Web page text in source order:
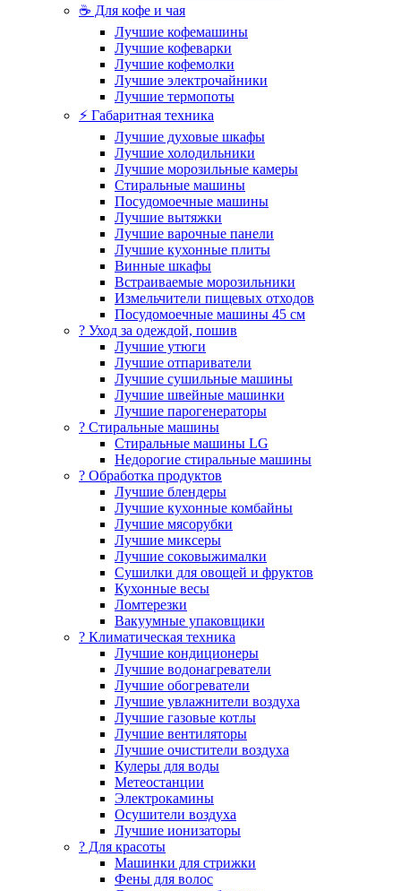
☕ Для кофе и чая
Лучшие кофемашины
Лучшие кофеварки
Лучшие кофемолки
Лучшие электрочайники
Лучшие термопоты
⚡ Габаритная техника
Лучшие духовые шкафы
Лучшие холодильники
Лучшие морозильные камеры
Стиральные машины
Посудомоечные машины
Лучшие вытяжки
Лучшие варочные панели
Лучшие кухонные плиты
Винные шкафы
Встраиваемые морозильники
Измельчители пищевых отходов
Посудомоечные машины 45 см
? Уход за одеждой, пошив
Лучшие утюги
Лучшие отпариватели
Лучшие сушильные машины
Лучшие швейные машинки
Лучшие парогенераторы
? Стиральные машины
Стиральные машины LG
Недорогие стиральные машины
? Обработка продуктов
Лучшие блендеры
Лучшие кухонные комбайны
Лучшие мясорубки
Лучшие миксеры
Лучшие соковыжималки
Сушилки для овощей и фруктов
Кухонные весы
Ломтерезки
Вакуумные упаковщики
?️ Климатическая техника
Лучшие кондиционеры
Лучшие водонагреватели
Лучшие обогреватели
Лучшие увлажнители воздуха
Лучшие газовые котлы
Лучшие вентиляторы
Лучшие очистители воздуха
Кулеры для воды
Метеостанции
Электрокамины
Осушители воздуха
Лучшие ионизаторы
? Для красоты
Машинки для стрижки
Фены для волос